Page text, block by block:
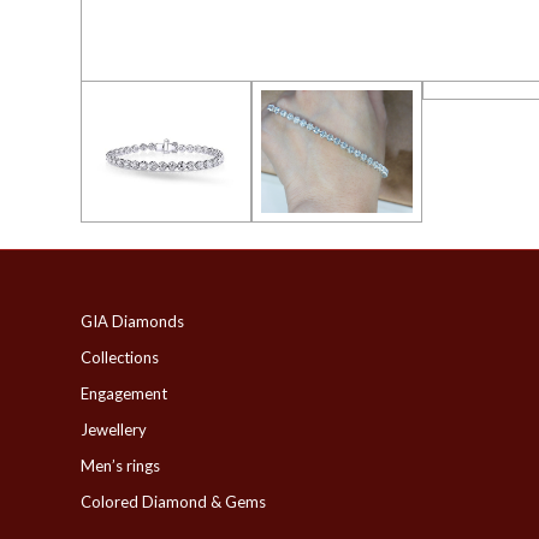
GIA Diamonds
Collections
Engagement
Jewellery
Men’s rings
Colored Diamond & Gems